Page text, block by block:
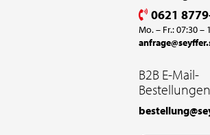
0621
Mo. – Fr.: 07:30 –
B2B E-Mail-
Bestellungen